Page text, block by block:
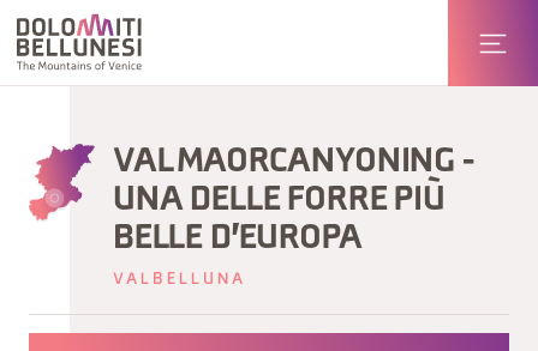
VAL MAORCANYONING -
UNA DELLE FORRE PIÙ
BELLE D'EUROPA
VALBELLUNA